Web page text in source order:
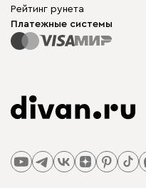
Рейтинг рунета
Платежные системы